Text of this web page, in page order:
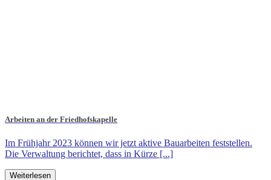
Arbeiten an der Friedhofskapelle
Im Frühjahr 2023 können wir jetzt aktive Bauarbeiten feststellen.
Die Verwaltung berichtet, dass in Kürze [...]
Weiterlesen